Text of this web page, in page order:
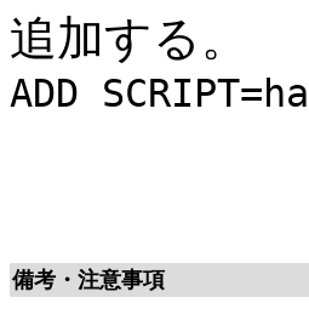
追加する。
ADD
備考・注意事項